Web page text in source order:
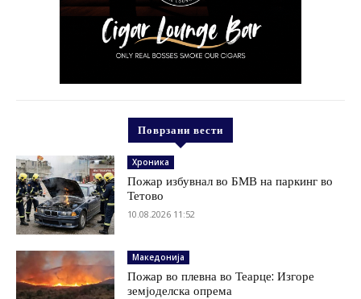
Поврзани вести
Хроника
Пожар избувнал во БМВ на паркинг во
Тетово
10.08.2026 11:52
Македонија
Пожар во плевна во Теарце: Изгоре
земјоделска опрема